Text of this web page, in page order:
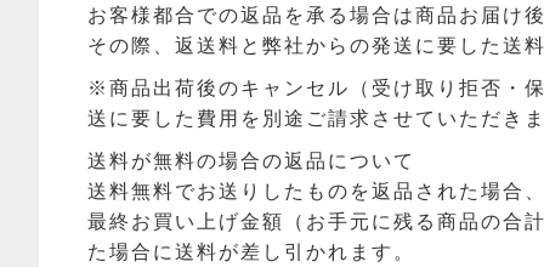
お客様都合での返品を承る場合は商品お届け
その際、返送料と弊社からの発送に要した送
※商品出荷後のキャンセル（受け取り拒否・
送に要した費用を別途ご請求させていただきま
送料が無料の場合の返品について
送料無料でお送りしたものを返品された場合
最終お買い上げ金額（お手元に残る商品の合
た場合に送料が差し引かれます。